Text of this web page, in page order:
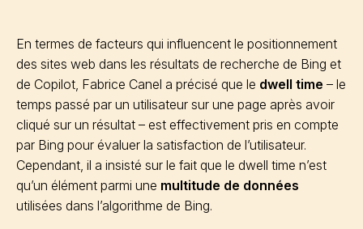
En termes de facteurs qui influencent le positionnement
des sites web dans les résultats de recherche de Bing et
de Copilot, Fabrice Canel a précisé que le dwell time – le
temps passé par un utilisateur sur une page après avoir
cliqué sur un résultat – est effectivement pris en compte
par Bing pour évaluer la satisfaction de l’utilisateur.
Cependant, il a insisté sur le fait que le dwell time n’est
qu’un élément parmi une multitude de données
utilisées dans l’algorithme de Bing.